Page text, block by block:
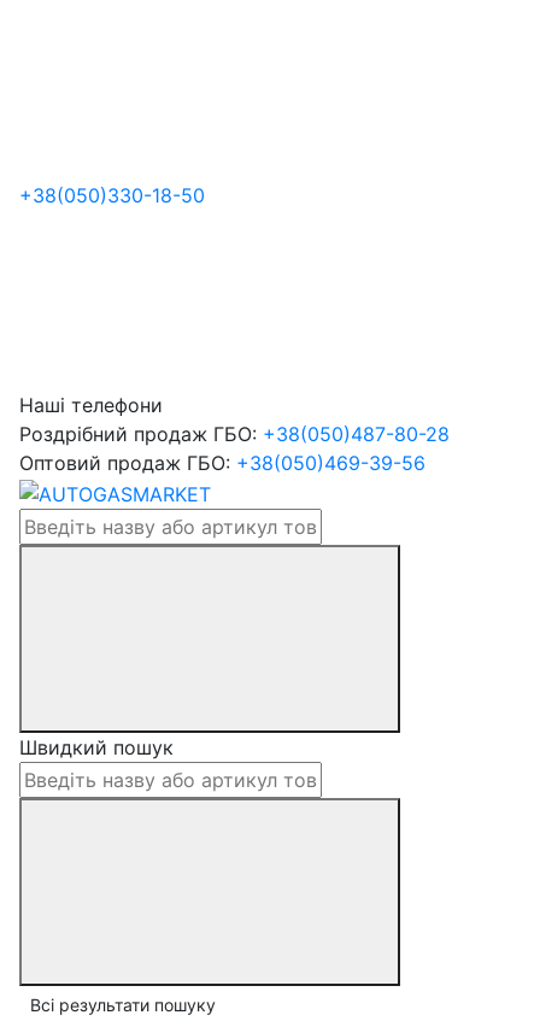
+38(050)330-18-50
Наші телефони
Роздрібний продаж ГБО: +38(050)487-80-28
Оптовий продаж ГБО: +38(050)469-39-56
Швидкий пошук
Всі результати пошуку